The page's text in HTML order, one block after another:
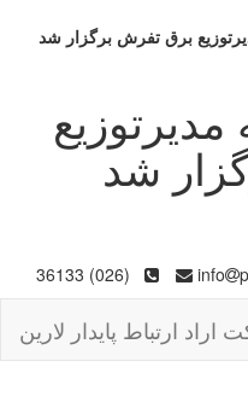
برق تفرش برگزار شد
مدیرتوزیع
شد
info
(026) 36133